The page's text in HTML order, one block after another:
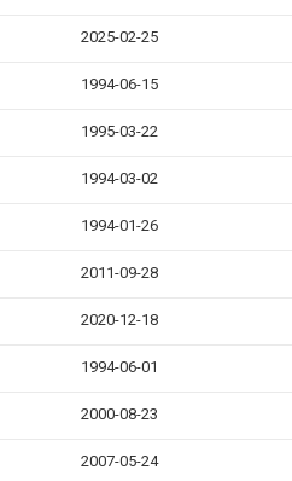
2025-02-25
1994-06-15
1995-03-22
1994-03-02
1994-01-26
2011-09-28
2020-12-18
1994-06-01
2000-08-23
2007-05-24